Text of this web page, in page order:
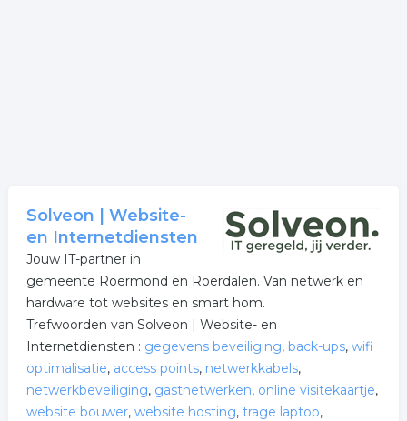
Solveon | Website-
en Internetdiensten
Jouw IT-partner in
gemeente Roermond en Roerdalen. Van netwerk en
hardware tot websites en smart hom.
Trefwoorden van Solveon | Website- en
Internetdiensten : gegevens beveiliging, back-ups, wifi
optimalisatie, access points, netwerkkabels,
netwerkbeveiliging, gastnetwerken, online visitekaartje,
website bouwer, website hosting, trage laptop,